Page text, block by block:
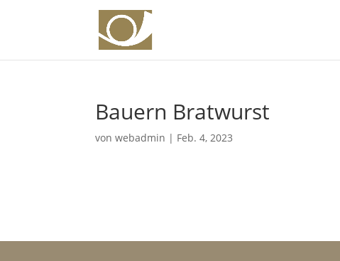
Bauern Bratwurst
vonwebadmin | Feb. 4, 2023